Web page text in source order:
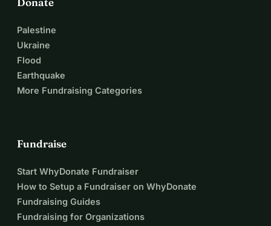
Palestine
Ukraine
Flood
Earthquake
More Fundraising Categories
Fundraise
Start WhyDonate Fundraiser
How to Setup a Fundraiser on WhyDonate
Fundraising Guides
Fundraising for Organizations